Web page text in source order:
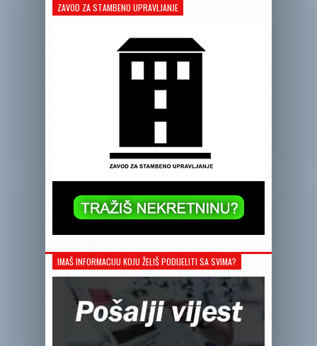
ZAVOD ZA STAMBENO UPRAVLJANJE
IMAŠ INFORMACIJU KOJU ŽELIŠ PODIJELITI SA SVIMA?